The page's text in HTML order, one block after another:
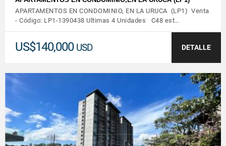
APARTAMENTOS EN CONDOMINIO, EN LA URUCA (LP1) Venta
- Código: LP1-1390438 Ultimas 4 Unidades C48 est…
US$140,000 USD DETALLE
VER DETALLES